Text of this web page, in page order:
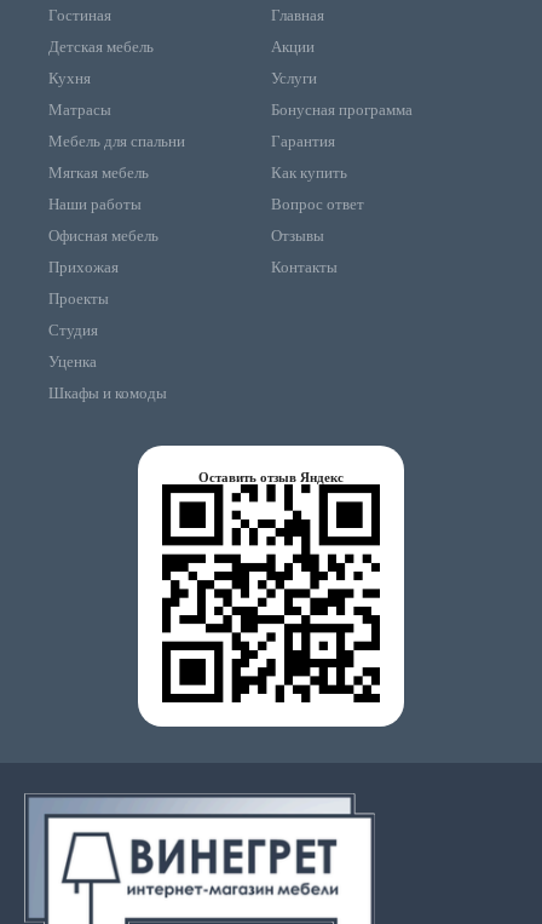
Гостиная
Детская мебель
Кухня
Матрасы
Мебель для спальни
Мягкая мебель
Наши работы
Офисная мебель
Прихожая
Проекты
Студия
Уценка
Шкафы и комоды
Главная
Акции
Услуги
Бонусная программа
Гарантия
Как купить
Вопрос ответ
Отзывы
Контакты
Оставить отзыв Яндекс